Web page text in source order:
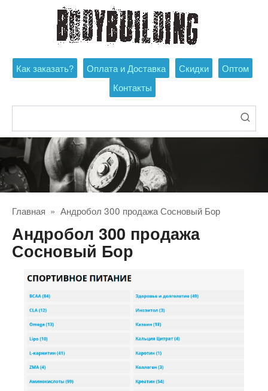
Как заказать? Оплата и Доставка Скидки
Оптом
Контакты
Главная » Андробол 300 продажа Сосновый Бор
Андробол 300 продажа
Сосновый Бор